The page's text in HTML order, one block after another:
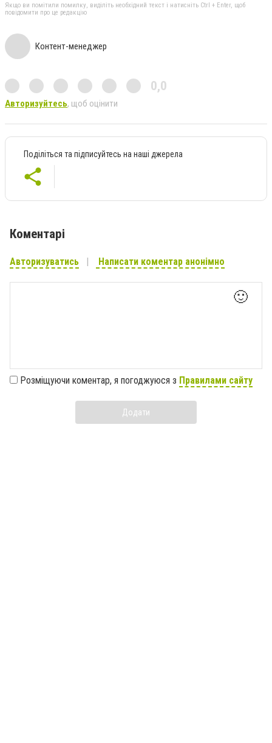
Якщо ви помітили помилку, виділіть необхідний текст і натисніть Ctrl + Enter, щоб
повідомити про це редакцію
Контент-менеджер
0,0
Авторизуйтесь, щоб оцінити
Поділіться та підписуйтесь на наші джерела
Коментарі
Авторизуватись Написати коментар анонімно
🙂
Розміщуючи коментар, я погоджуюся з Правилами сайту
Додати